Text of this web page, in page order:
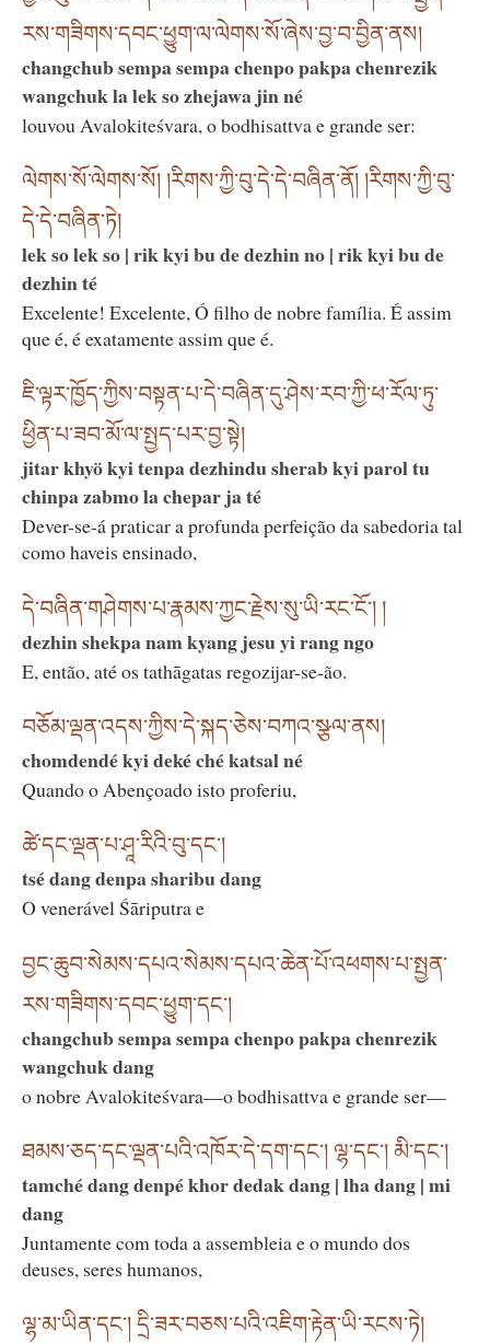
རས་གཟིགས་དབང་ཕྱུག་ལ་ལེགས་སོ་ཞེས་བྱ་བ་བྱིན་ནས།
changchub sempa sempa chenpo pakpa chenrezik
wangchuk la lek so zhejawa jin né
louvou Avalokiteśvara, o bodhisattva e grande ser:
ལེགས་སོ་ལེགས་སོ། །རིགས་ཀྱི་བུ་དེ་དེ་བཞིན་ནོ། །རིགས་ཀྱི་བུ་
དེ་དེ་བཞིན་ཏེ།
lek so lek so | rik kyi bu de dezhin no | rik kyi bu de
dezhin té
Excelente! Excelente, Ó filho de nobre família. É assim
que é, é exatamente assim que é.
ཇི་ལྟར་ཁྱོད་ཀྱིས་བསྟན་པ་དེ་བཞིན་དུ་ཤེས་རབ་ཀྱི་ཕ་རོལ་ཏུ་
ཕྱིན་པ་ཟབ་མོ་ལ་སྤྱད་པར་བྱ་སྟེ།
jitar khyö kyi tenpa dezhindu sherab kyi parol tu
chinpa zabmo la chepar ja té
Dever-se-á praticar a profunda perfeição da sabedoria tal
como haveis ensinado,
དེ་བཞིན་གཤེགས་པ་རྣམས་ཀྱང་རྗེས་སུ་ཡི་རང་ངོ་། །
dezhin shekpa nam kyang jesu yi rang ngo
E, então, até os tathāgatas regozijar-se-ão.
བཅོམ་ལྡན་འདས་ཀྱིས་དེ་སྐད་ཅེས་བཀའ་སྩལ་ནས།
chomdendé kyi deké ché katsal né
Quando o Abençoado isto proferiu,
ཚེ་དང་ལྡན་པ་ཤཱ་རིའི་བུ་དང༌།
tsé dang denpa sharibu dang
O venerável Śāriputra e
བྱང་ཆུབ་སེམས་དཔའ་སེམས་དཔའ་ཆེན་པོ་འཕགས་པ་སྤྱན་
རས་གཟིགས་དབང་ཕྱུག་དང༌།
changchub sempa sempa chenpo pakpa chenrezik
wangchuk dang
o nobre Avalokiteśvara—o bodhisattva e grande ser—
ཐམས་ཅད་དང་ལྡན་པའི་འཁོར་དེ་དག་དང༌། ལྷ་དང༌། མི་དང༌།
tamché dang denpé khor dedak dang | lha dang | mi
dang
Juntamente com toda a assembleia e o mundo dos
deuses, seres humanos,
ལྷ་མ་ཡིན་དང༌། དྲི་ཟར་བཅས་པའི་འཇིག་རྟེན་ཡི་རངས་ཏེ།